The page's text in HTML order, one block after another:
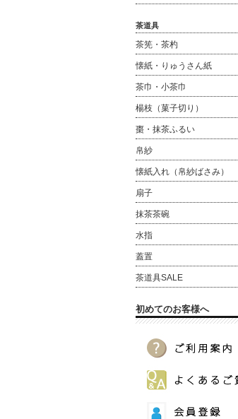
茶道具
茶筅・茶杓
懐紙・りゅうさん紙
茶巾・小茶巾
楊枝（菓子切り）
棗・抹茶ふるい
帛紗
懐紙入れ（帛紗ばさみ）
扇子
抹茶茶碗
水指
蓋置
茶道具SALE
初めてのお客様へ